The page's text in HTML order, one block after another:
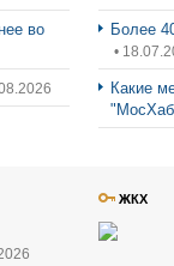
во
Более
•
Какие
ЖКХ